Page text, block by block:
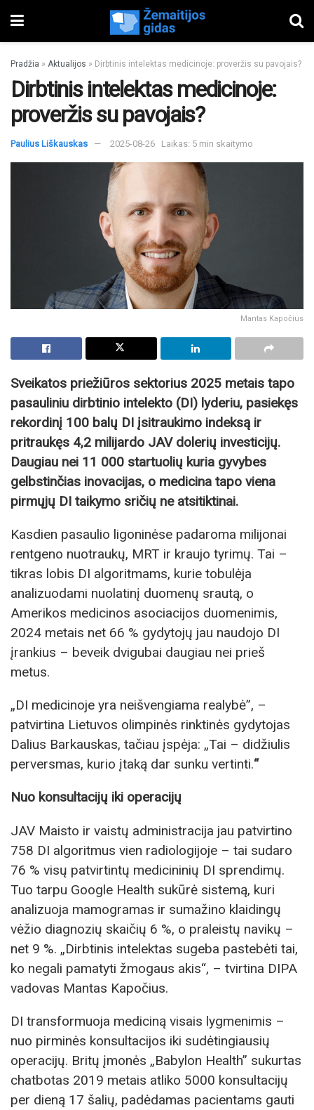
Pradžia » Aktualijos » Dirbtinis intelektas medicinoje: proveržis su pavojais?
Dirbtinis intelektas medicinoje:
proveržis su pavojais?
Paulius Liškauskas 2025-08-26 Laikas: 5 min skaitymo
Mantas Kapočius
Sveikatos priežiūros sektorius 2025 metais tapo
pasauliniu dirbtinio intelekto (DI) lyderiu, pasiekęs
rekordinį 100 balų DI įsitraukimo indeksą ir
pritraukęs 4,2 milijardo JAV dolerių investicijų.
Daugiau nei 11 000 startuolių kuria gyvybes
gelbstinčias inovacijas, o medicina tapo viena
pirmųjų DI taikymo sričių ne atsitiktinai.
Kasdien pasaulio ligoninėse padaroma milijonai
rentgeno nuotraukų, MRT ir kraujo tyrimų. Tai –
tikras lobis DI algoritmams, kurie tobulėja
analizuodami nuolatinį duomenų srautą, o
Amerikos medicinos asociacijos duomenimis,
2024 metais net 66 % gydytojų jau naudojo DI
įrankius – beveik dvigubai daugiau nei prieš
metus.
„DI medicinoje yra neišvengiama realybė”, –
patvirtina Lietuvos olimpinės rinktinės gydytojas
Dalius Barkauskas, tačiau įspėja: „Tai – didžiulis
perversmas, kurio įtaką dar sunku vertinti.“
Nuo konsultacijų iki operacijų
JAV Maisto ir vaistų administracija jau patvirtino
758 DI algoritmus vien radiologijoje – tai sudaro
76 % visų patvirtintų medicininių DI sprendimų.
Tuo tarpu Google Health sukūrė sistemą, kuri
analizuoja mamogramas ir sumažino klaidingų
vėžio diagnozių skaičių 6 %, o praleistų navikų –
net 9 %. „Dirbtinis intelektas sugeba pastebėti tai,
ko negali pamatyti žmogaus akis“, – tvirtina DIPA
vadovas Mantas Kapočius.
DI transformuoja mediciną visais lygmenimis –
nuo pirminės konsultacijos iki sudėtingiausių
operacijų. Britų įmonės „Babylon Health” sukurtas
chatbotas 2019 metais atliko 5000 konsultacijų
per dieną 17 šalių, padėdamas pacientams gauti